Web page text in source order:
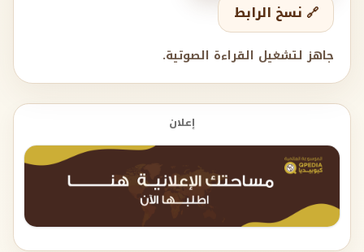
🔗 نسخ الرابط
جاهز لتشغيل القراءة الصوتية.
إعلان